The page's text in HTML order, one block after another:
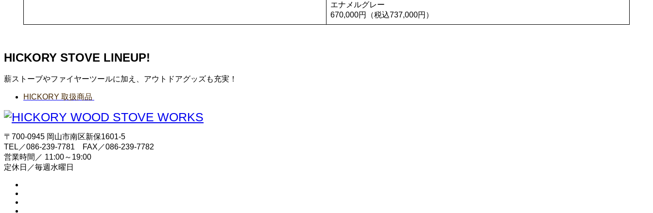
エナメルグレー
670,000円（税込737,000円）
HICKORY STOVE LINEUP!
薪ストーブやファイヤーツールに加え、アウトドアグッズも充実！
HICKORY 取扱商品
〒700-0945 岡山市南区新保1601-5
TEL／086-239-7781 FAX／086-239-7782
営業時間／ 11:00～19:00
定休日／毎週水曜日